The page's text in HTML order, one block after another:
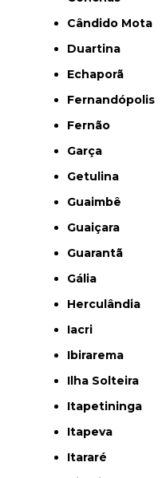
Cândido Mota
Duartina
Echaporã
Fernandópolis
Fernão
Garça
Getulina
Guaimbê
Guaiçara
Guarantã
Gália
Herculândia
Iacri
Ibirarema
Ilha Solteira
Itapetininga
Itapeva
Itararé